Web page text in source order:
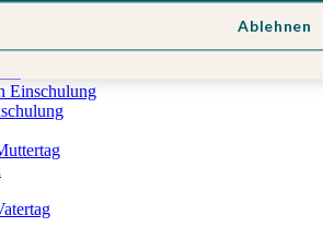
Einschulung
Ablehnen